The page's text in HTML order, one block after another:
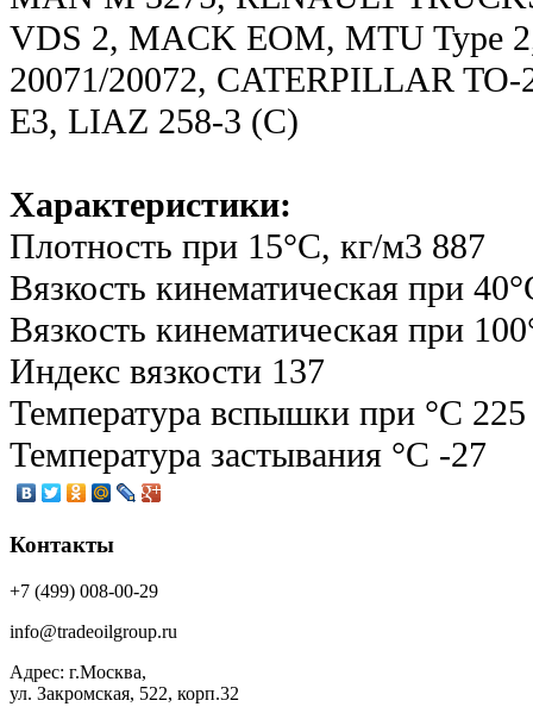
VDS 2, MACK EOM, MTU Type
20071/20072, CATERPILLAR
E3, LIAZ 258-3 (C)
Характеристики:
Плотность при 15°С, кг/м3 887
Вязкость кинематическая при
Вязкость кинематическая при
Индекс вязкости 137
Температура вспышки при °С 225
Температура застывания °С -27
Контакты
+7 (499) 008-00-29
info@tradeoilgroup.ru
Адрес: г.Москва,
ул. Закромская, 522, корп.32